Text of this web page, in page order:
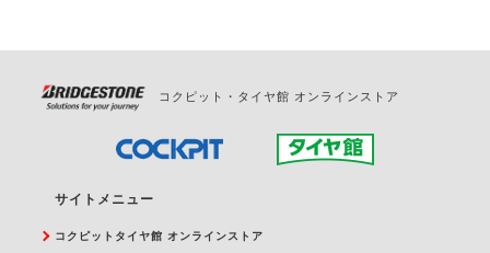
コクピット・タイヤ館 オンラインストア
サイトメニュー
コクピットタイヤ館 オンラインストア